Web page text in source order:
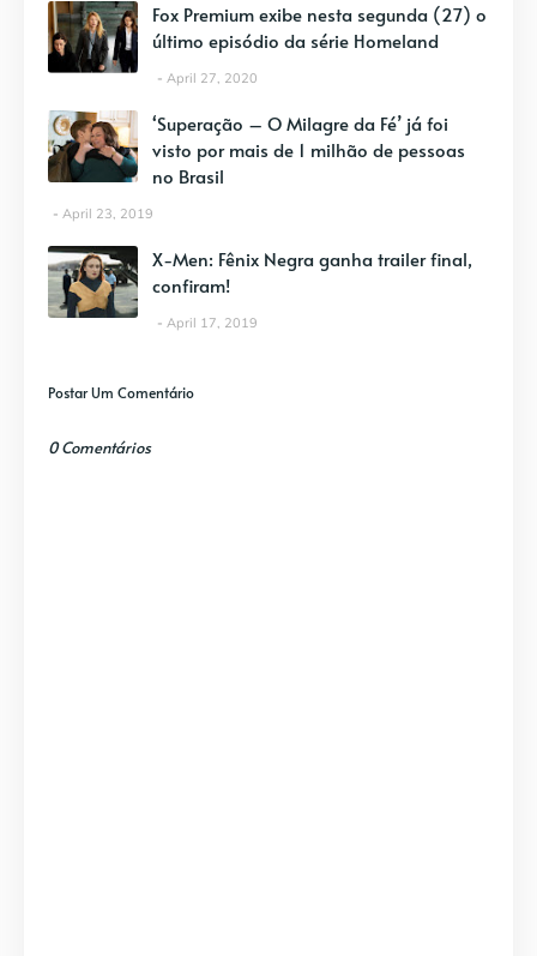
Fox Premium exibe nesta segunda (27) o
último episódio da série Homeland
April 27, 2020
‘Superação – O Milagre da Fé’ já foi
visto por mais de 1 milhão de pessoas
no Brasil
April 23, 2019
X-Men: Fênix Negra ganha trailer final,
confiram!
April 17, 2019
Postar Um Comentário
0 Comentários